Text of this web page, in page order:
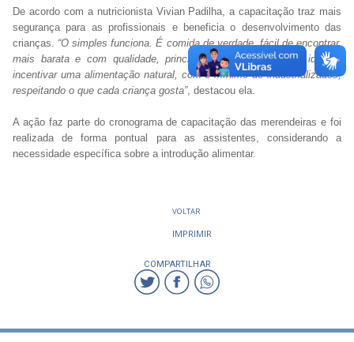
De acordo com a nutricionista Vivian Padilha, a capacitação traz mais
segurança para as profissionais e beneficia o desenvolvimento das
crianças. “O simples funciona. É comida de verdade, fácil de encontrar,
mais barata e com qualidade, principalmente nas feiras. A ideia é
incentivar uma alimentação natural, com o mínimo de industrializados,
respeitando o que cada criança gosta”, destacou ela.
A ação faz parte do cronograma de capacitação das merendeiras e foi
realizada de forma pontual para as assistentes, considerando a
necessidade específica sobre a introdução alimentar.
VOLTAR
IMPRIMIR
COMPARTILHAR